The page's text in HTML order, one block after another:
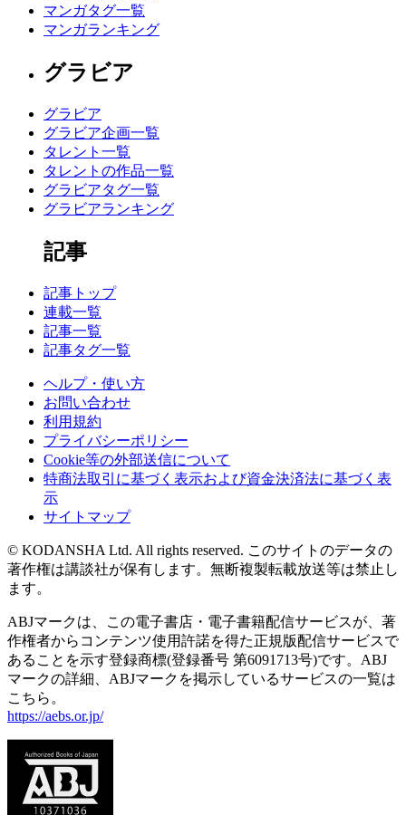
マンガタグ一覧
マンガランキング
グラビア
グラビア
グラビア企画一覧
タレント一覧
タレントの作品一覧
グラビアタグ一覧
グラビアランキング
記事
記事トップ
連載一覧
記事一覧
記事タグ一覧
ヘルプ・使い方
お問い合わせ
利用規約
プライバシーポリシー
Cookie等の外部送信について
特商法取引に基づく表示および資金決済法に基づく表
示
サイトマップ
© KODANSHA Ltd. All rights reserved. このサイトのデータの
著作権は講談社が保有します。無断複製転載放送等は禁止し
ます。
ABJマークは、この電子書店・電子書籍配信サービスが、著
作権者からコンテンツ使用許諾を得た正規版配信サービスで
あることを示す登録商標(登録番号 第6091713号)です。ABJ
マークの詳細、ABJマークを掲示しているサービスの一覧は
こちら。
https://aebs.or.jp/